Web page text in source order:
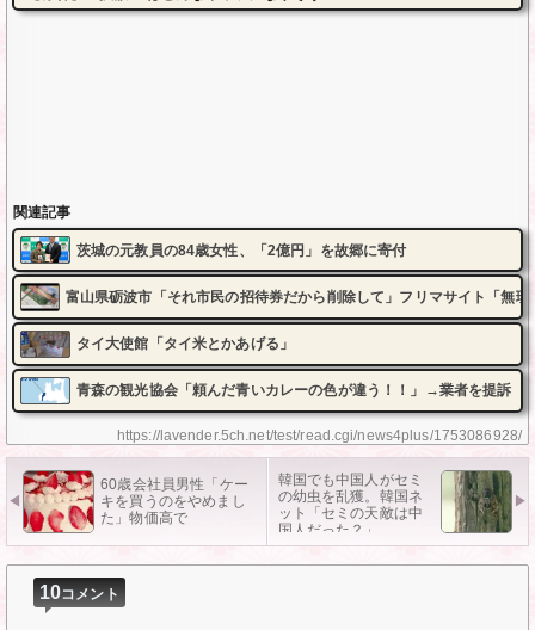
https://lavender.5ch.net/test/read.cgi/news4plus/1753086928/
関連記事
茨城の元教員の84歳女性、「2億円」を故郷に寄付
富山県砺波市「それ市民の招待券だから削除して」フリマサイト「無理
タイ大使館「タイ米とかあげる」
青森の観光協会「頼んだ青いカレーの色が違う！！」→業者を提訴
60歳会社員男性「ケー
キを買うのをやめまし
た」物価高で
韓国でも中国人がセミ
の幼虫を乱獲。韓国ネ
ット「セミの天敵は中
国人だった？」
10コメント